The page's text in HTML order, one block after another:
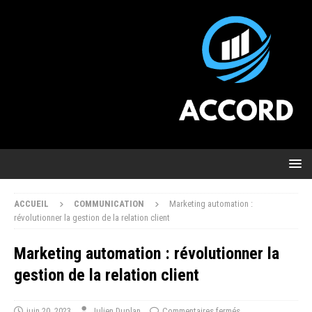
ACCUEIL COMMUNICATION
Marketing automation :
révolutionner la gestion de la relation client
Marketing automation : révolutionner la
gestion de la relation client